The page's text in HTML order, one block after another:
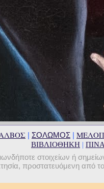
| ΣΟΛΩΜΟΣ |
ΒΙΒΛΙΟΘΗΚΗ |
στοιχείων ή
προστατευόμενη